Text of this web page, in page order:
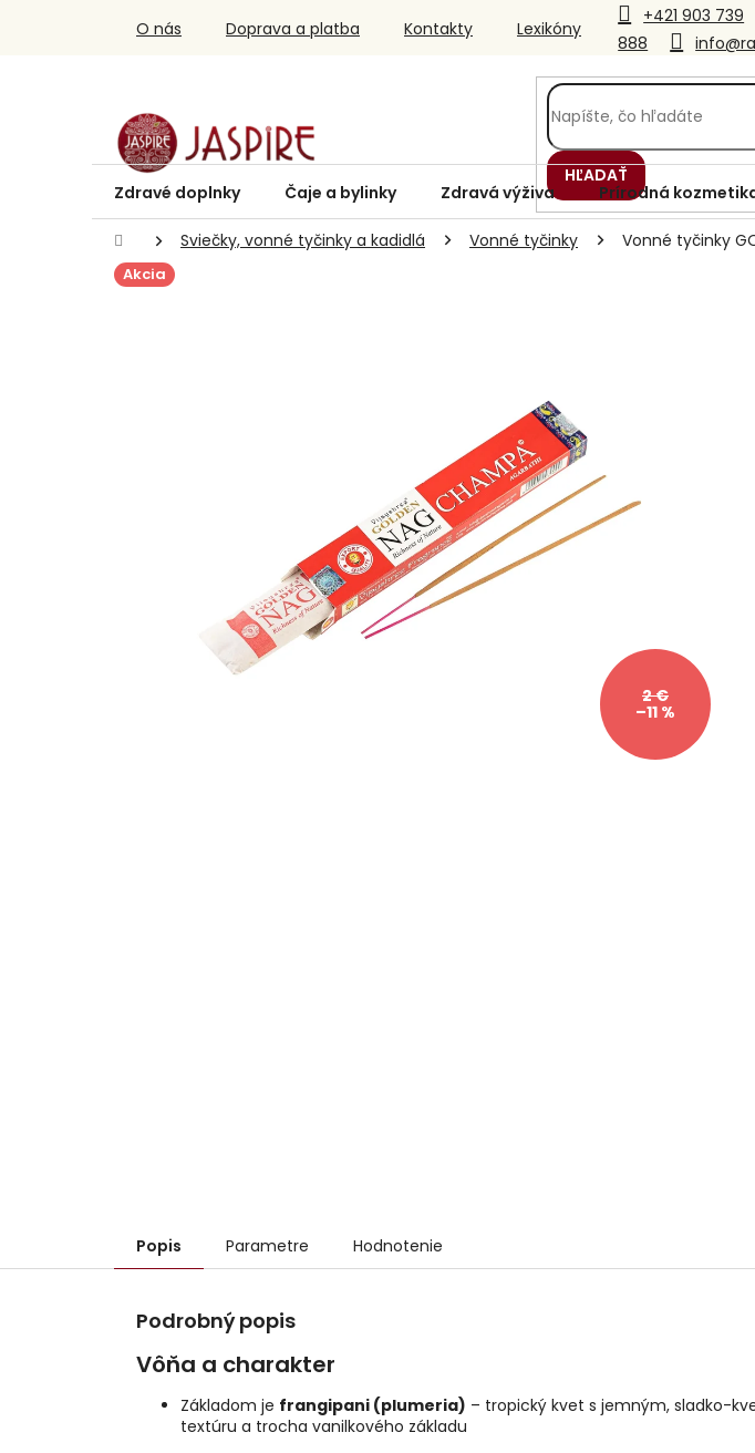
+421 903 739
888
O nás Doprava a platba Kontakty Lexikóny
HĽADAŤ
Zdravé doplnky Čaje a bylinky Zdravá výživa Prírodná
DomovSviečky, vonné tyčinky a kadidlá Vonné tyčinky Vonné tyčinky
Akcia
2 €
–11 %
Popis Parametre Hodnotenie
Podrobný popis
Vôňa a charakter
Základom je frangipani (plumeria) – tropický kvet s jemným, sladko-
textúru a trocha vanilkového základu